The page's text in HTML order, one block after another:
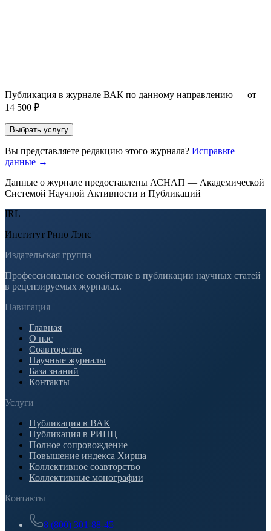
Публикация в журнале ВАК по данному направлению — от
14 500 ₽
Выбрать услугу
Вы представляете редакцию этого журнала? Исправьте
данные →
Данные о журнале предоставлены АСНАП — Академической
Системой Научной Активности и Публикаций
IRL
Институт Рино Лэнс
Издательская группа
Профессиональное содействие в публикации научных статей
в рецензируемых журналах.
Навигация
Главная
О нас
Соавторство
Научные журналы
База знаний
Контакты
Услуги
Публикация в ВАК
Публикация в РИНЦ
Полное сопровождение
Повышение индекса Хирша
Коллективное соавторство
Коллективные монографии
Контакты
8 (800) 301-88-45